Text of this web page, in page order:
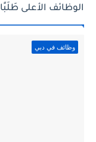
الوظائف الأعلى طَلَبًا
وظائف في دبي